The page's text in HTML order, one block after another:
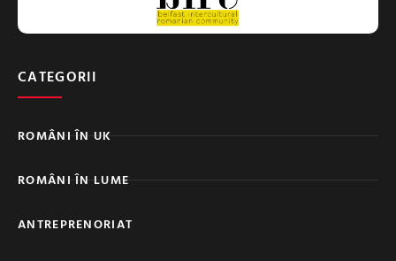
CATEGORII
ROMÂNI ÎN UK
ROMÂNI ÎN LUME
ANTREPRENORIAT